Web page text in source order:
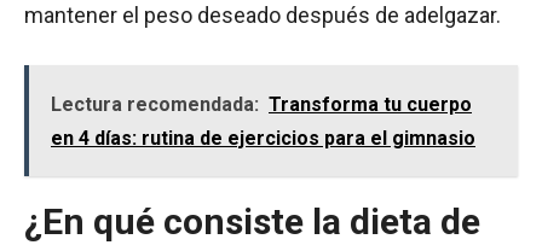
mantener el peso deseado después de adelgazar.
Lectura recomendada: Transforma tu cuerpo
en 4 días: rutina de ejercicios para el gimnasio
¿En qué consiste la dieta de